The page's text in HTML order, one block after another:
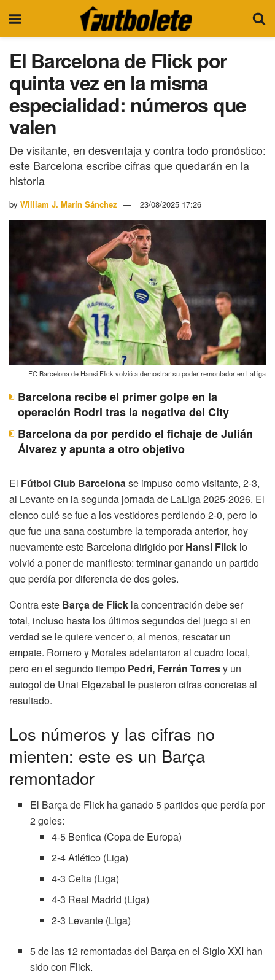
El Barcelona de Flick por
quinta vez en la misma
especialidad: números que
valen
De visitante, en desventaja y contra todo pronóstico:
este Barcelona escribe cifras que quedarán en la
historia
by William J. Marín Sánchez 23/08/2025 17:26
FC Barcelona de Hansi Flick volvió a demostrar su poder remontador en LaLiga
Barcelona recibe el primer golpe en la
operación Rodri tras la negativa del City
Barcelona da por perdido el fichaje de Julián
Álvarez y apunta a otro objetivo
El Fútbol Club Barcelonase impuso como visitante, 2-3,
al Levante en la segunda jornada de LaLiga 2025-2026. El
elenco culé se fue a los vestidores perdiendo 2-0, pero lo
que fue una sana costumbre la temporada anterior, hoy
nuevamente este Barcelona dirigido porHansi Flick lo
volvió a poner de manifiesto: terminar ganando un partido
que perdía por diferencia de dos goles.
Contra este Barça de Flick la concentración debe ser
total, incluso hasta los últimos segundos del juego si en
verdad se le quiere vencer o, al menos, rescatar un
empate. Romero y Morales adelantaron al cuadro local,
pero en el segundo tiempo Pedri, Ferrán Torresy un
autogol de Unai Elgezabal le pusieron cifras concretas al
resultado.
Los números y las cifras no
mienten: este es un Barça
remontador
El Barça de Flick ha ganado 5 partidos que perdía por
2 goles:
4-5 Benfica (Copa de Europa)
2-4 Atlético (Liga)
4-3 Celta (Liga)
4-3 Real Madrid (Liga)
2-3 Levante (Liga)
5 de las 12 remontadas del Barça en el Siglo XXI han
sido con Flick.